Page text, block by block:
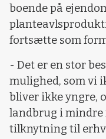
boende på
fortsætte som
- Det er en stor
mulighed, som vi
bliver ikke yngre,
landbrug i mindre
tilknytning til